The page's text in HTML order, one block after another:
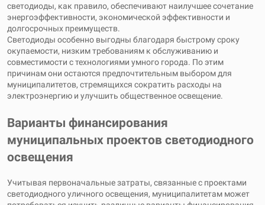
светодиоды, как правило, обеспечивают наилучшее сочетание
энергоэффективности, экономической эффективности и
долгосрочных преимуществ.
Светодиоды особенно выгодны благодаря быстрому сроку
окупаемости, низким требованиям к обслуживанию и
совместимости с технологиями умного города. По этим
причинам они остаются предпочтительным выбором для
муниципалитетов, стремящихся сократить расходы на
электроэнергию и улучшить общественное освещение.
Варианты финансирования
муниципальных проектов светодиодного
освещения
Учитывая первоначальные затраты, связанные с проектами
светодиодного уличного освещения, муниципалитетам может